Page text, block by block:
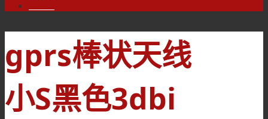
gprs棒状天线
小S黑色3dbi